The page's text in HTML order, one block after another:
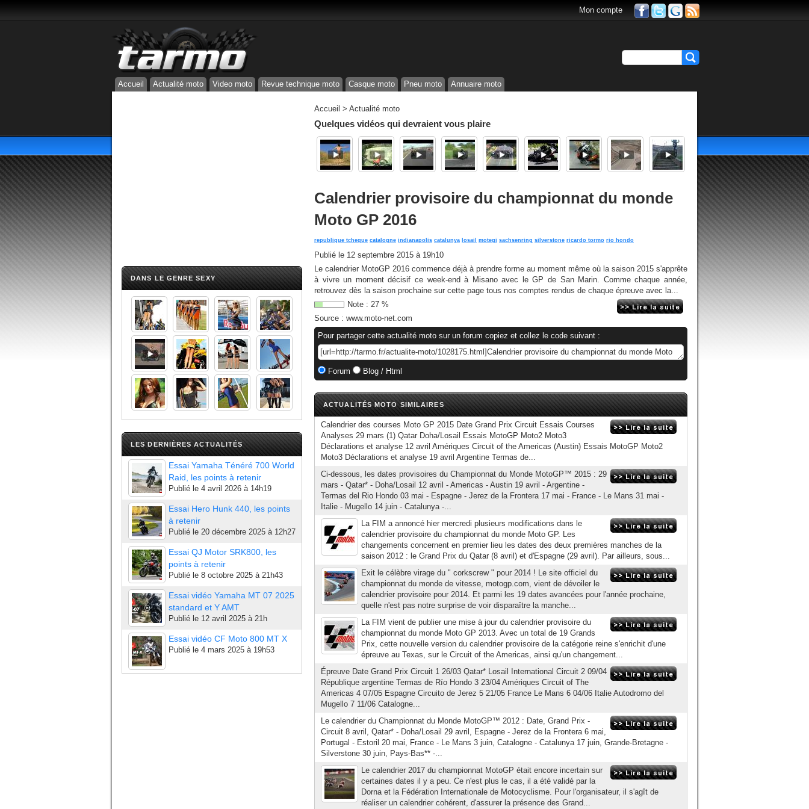
Mon compte
Accueil Actualité moto Video moto Revue technique moto Casque moto Pneu moto Annuaire moto
DANS LE GENRE SEXY
LES DERNIÈRES ACTUALITÉS
Essai Yamaha Ténéré 700 World
Raid, les points à retenir
Publié le 4 avril 2026 à 14h19
Essai Hero Hunk 440, les points
à retenir
Publié le 20 décembre 2025 à 12h27
Essai QJ Motor SRK800, les
points à retenir
Publié le 8 octobre 2025 à 21h43
Essai vidéo Yamaha MT 07 2025
standard et Y AMT
Publié le 12 avril 2025 à 21h
Essai vidéo CF Moto 800 MT X
Publié le 4 mars 2025 à 19h53
Accueil > Actualité moto
Quelques vidéos qui devraient vous plaire
Calendrier provisoire du championnat du monde
Moto GP 2016
republique tcheque catalogne indianapolis catalunya losail motegi sachsenring silverstone ricardo tormo rio hondo
Publié le 12 septembre 2015 à 19h10
Le calendrier MotoGP 2016 commence déjà à prendre forme au moment même où la saison 2015 s'apprête
à vivre un moment décisif ce week-end à Misano avec le GP de San Marin. Comme chaque année,
retrouvez dès la saison prochaine sur cette page tous nos comptes rendus de chaque épreuve avec la...
Note : 27 %
Source : www.moto-net.com
Pour partager cette actualité moto sur un forum copiez et collez le code suivant :
Forum Blog / Html
ACTUALITÉS MOTO SIMILAIRES
Calendrier des courses Moto GP 2015 Date Grand Prix Circuit Essais Courses
Analyses 29 mars (1) Qatar Doha/Losail Essais MotoGP Moto2 Moto3
Déclarations et analyse 12 avril Amériques Circuit of the Americas (Austin) Essais MotoGP Moto2
Moto3 Déclarations et analyse 19 avril Argentine Termas de...
Ci-dessous, les dates provisoires du Championnat du Monde MotoGP™ 2015 : 29
mars - Qatar* - Doha/Losail 12 avril - Americas - Austin 19 avril - Argentine -
Termas del Rio Hondo 03 mai - Espagne - Jerez de la Frontera 17 mai - France - Le Mans 31 mai -
Italie - Mugello 14 juin - Catalunya -...
La FIM a annoncé hier mercredi plusieurs modifications dans le
calendrier provisoire du championnat du monde Moto GP. Les
changements concernent en premier lieu les dates des deux premières manches de la
saison 2012 : le Grand Prix du Qatar (8 avril) et d'Espagne (29 avril). Par ailleurs, sous...
Exit le célèbre virage du " corkscrew " pour 2014 ! Le site officiel du
championnat du monde de vitesse, motogp.com, vient de dévoiler le
calendrier provisoire pour 2014. Et parmi les 19 dates avancées pour l'année prochaine,
quelle n'est pas notre surprise de voir disparaître la manche...
La FIM vient de publier une mise à jour du calendrier provisoire du
championnat du monde Moto GP 2013. Avec un total de 19 Grands
Prix, cette nouvelle version du calendrier provisoire de la catégorie reine s'enrichit d'une
épreuve au Texas, sur le Circuit of the Americas, ainsi qu'un changement...
Épreuve Date Grand Prix Circuit 1 26/03 Qatar* Losail International Circuit 2 09/04
République argentine Termas de Río Hondo 3 23/04 Amériques Circuit of The
Americas 4 07/05 Espagne Circuito de Jerez 5 21/05 France Le Mans 6 04/06 Italie Autodromo del
Mugello 7 11/06 Catalogne...
Le calendrier du Championnat du Monde MotoGP™ 2012 : Date, Grand Prix -
Circuit 8 avril, Qatar* - Doha/Losail 29 avril, Espagne - Jerez de la Frontera 6 mai,
Portugal - Estoril 20 mai, France - Le Mans 3 juin, Catalogne - Catalunya 17 juin, Grande-Bretagne -
Silverstone 30 juin, Pays-Bas** -...
Le calendrier 2017 du championnat MotoGP était encore incertain sur
certaines dates il y a peu. Ce n'est plus le cas, il a été validé par la
Dorna et la Fédération Internationale de Motocyclisme. Pour l'organisateur, il s'agît de
réaliser un calendrier cohérent, d'assurer la présence des Grand...